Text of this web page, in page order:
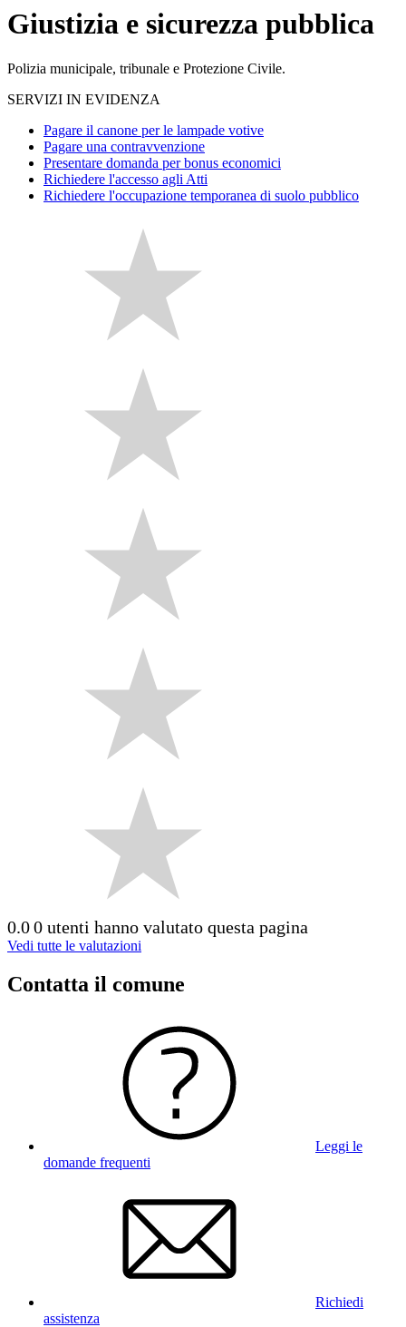
Giustizia e sicurezza pubblica
Polizia municipale, tribunale e Protezione Civile.
SERVIZI IN EVIDENZA
Pagare il canone per le lampade votive
Pagare una contravvenzione
Presentare domanda per bonus economici
Richiedere l'accesso agli Atti
Richiedere l'occupazione temporanea di suolo pubblico
0.00 utenti hanno valutato questa pagina
Vedi tutte le valutazioni
Contatta il comune
Leggi le
domande frequenti
Richiedi
assistenza